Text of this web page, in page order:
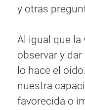
y otras
Al igual que la
observar y
lo hace el
nuestra
favorecida o